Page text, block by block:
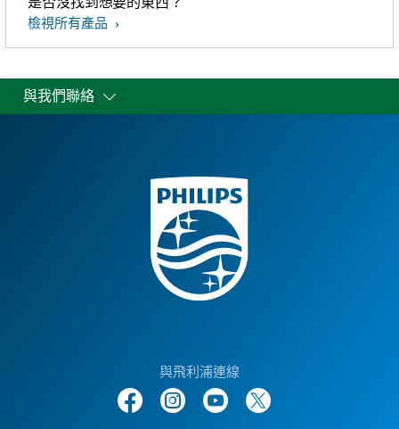
檢視所有產品
與我們聯絡
與飛利浦連線